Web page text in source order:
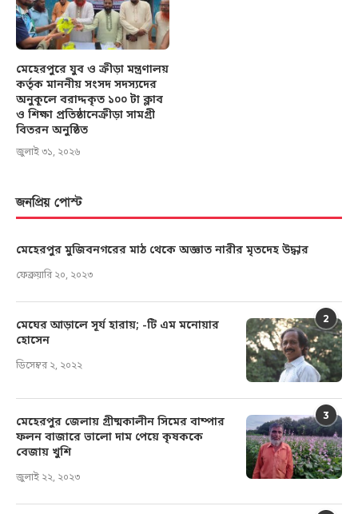
মেহেরপুরে যুব ও ক্রীড়া মন্ত্রণালয়
কর্তৃক মাননীয় সংসদ সদস্যদের
অনুকূলে বরাদ্দকৃত ১০০ টা ক্লাব
ও শিক্ষা প্রতিষ্ঠানেক্রীড়া সামগ্রী
বিতরন অনুষ্ঠিত
জুলাই ৩১, ২০২৬
জনপ্রিয় পোস্ট
মেহেরপুর মুজিবনগরের মাঠ থেকে অজ্ঞাত নারীর মৃতদেহ উদ্ধার
ফেব্রুয়ারি ২০, ২০২৩
2
মেঘের আড়ালে সূর্য হারায়; -টি এম মনোয়ার
হোসেন
ডিসেম্বর ২, ২০২২
3
মেহেরপুর জেলায় গ্রীষ্মকালীন সিমের বাম্পার
ফলন বাজারে ভালো দাম পেয়ে কৃষককে
বেজায় খুশি
জুলাই ২২, ২০২৩